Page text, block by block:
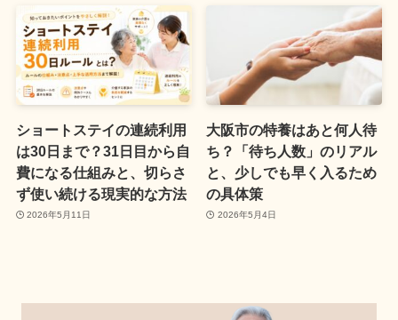
ショートステイの連続利用
は30日まで？31日目から自
費になる仕組みと、切らさ
ず使い続ける現実的な方法
2026年5月11日
大阪市の特養はあと何人待
ち？「待ち人数」のリアル
と、少しでも早く入るため
の具体策
2026年5月4日